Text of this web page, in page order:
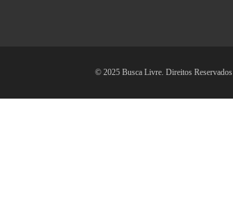
© 2025 Busca Livre. Direitos Reservados